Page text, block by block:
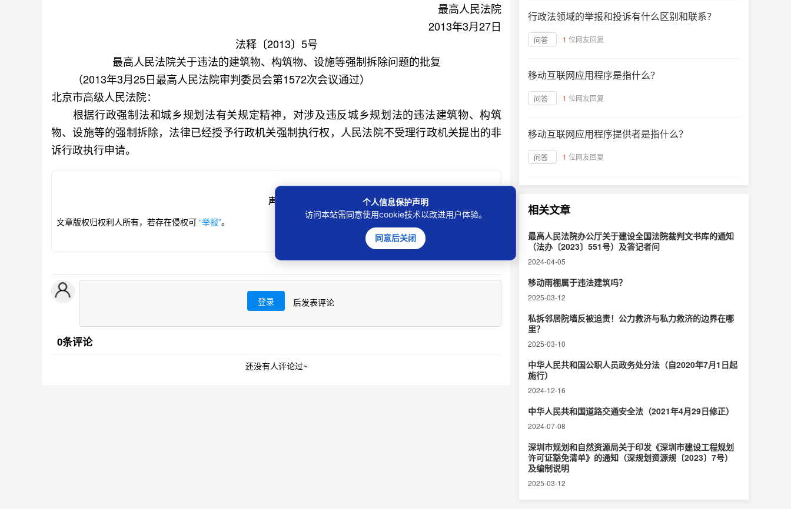
最高人民法院
2013年3月27日
法释〔2013〕5号
最高人民法院关于违法的建筑物、构筑物、设施等强制拆除问题的批复
（2013年3月25日最高人民法院审判委员会第1572次会议通过）
北京市高级人民法院：
根据行政强制法和城乡规划法有关规定精神，对涉及违反城乡规划法的违法建筑物、构筑
物、设施等的强制拆除，法律已经授予行政机关强制执行权，人民法院不受理行政机关提出的非
诉行政执行申请。
声明
文章版权归权利人所有，若存在侵权可 “举报”。
登录 后发表评论
0条评论
还没有人评论过~
行政法领域的举报和投诉有什么区别和联系？
问答 1 位网友回复
移动互联网应用程序是指什么？
问答 1 位网友回复
移动互联网应用程序提供者是指什么？
问答 1 位网友回复
相关文章
最高人民法院办公厅关于建设全国法院裁判文书库的通知
（法办〔2023〕551号）及答记者问
2024-04-05
移动雨棚属于违法建筑吗？
2025-03-12
私拆邻居院墙反被追责！公力救济与私力救济的边界在哪
里？‌
2025-03-10
中华人民共和国公职人员政务处分法（自2020年7月1日起
施行）
2024-12-16
中华人民共和国道路交通安全法（2021年4月29日修正）
2024-07-08
深圳市规划和自然资源局关于印发《深圳市建设工程规划
许可证豁免清单》的通知（深规划资源规〔2023〕7号）
及编制说明
2025-03-12
个人信息保护声明
访问本站需同意使用cookie技术以改进用户体验。
同意后关闭